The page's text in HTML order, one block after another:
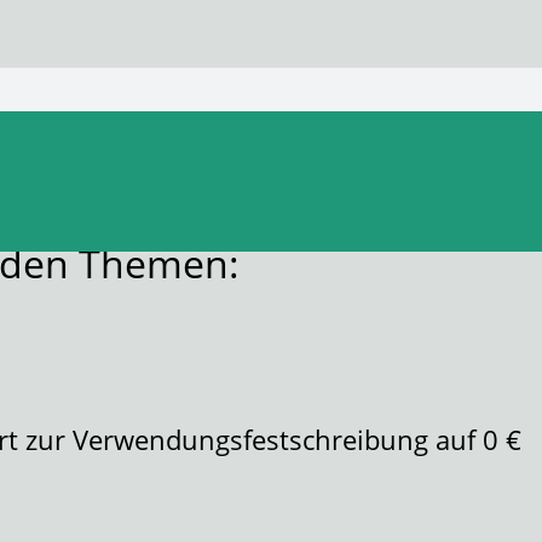
Themen:
zur Verwendungsfestschreibung auf 0 €